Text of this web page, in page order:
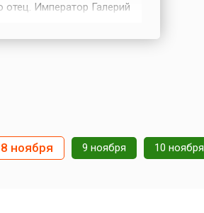
отец. Император Галерий
8 ноября 9 ноября 10 ноября